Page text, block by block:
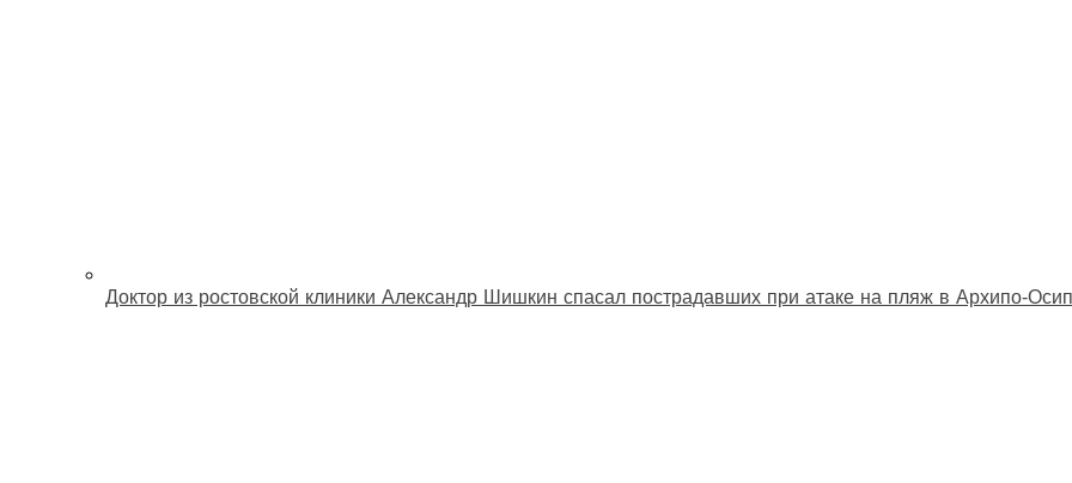
Доктор из ростовской клиники Александр Шишкин спасал пострадавших при атаке на пляж в